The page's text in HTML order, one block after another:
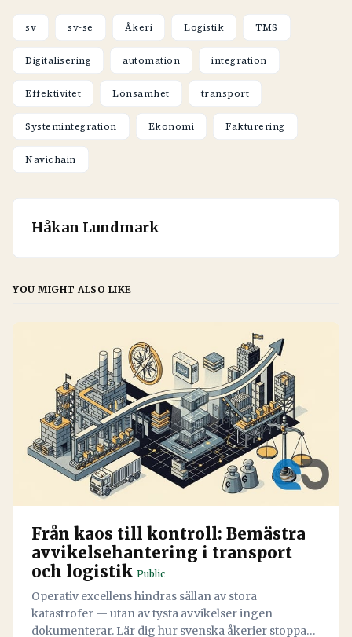
sv sv-se Åkeri Logistik TMS
Digitalisering automation integration
Effektivitet Lönsamhet transport
Systemintegration Ekonomi Fakturering
Navichain
Håkan Lundmark
YOU MIGHT ALSO LIKE
Från kaos till kontroll: Bemästra
avvikelsehantering i transport
och logistik Public
Operativ excellens hindras sällan av stora
katastrofer — utan av tysta avvikelser ingen
dokumenterar. Lär dig hur svenska åkerier stoppar